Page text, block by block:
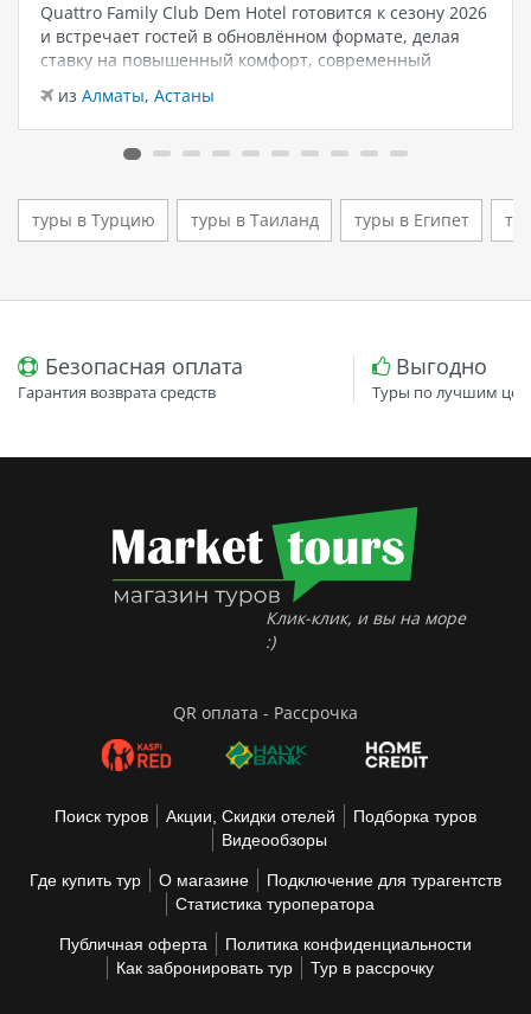
Quattro Family Club Dem Hotel готовится к сезону 2026
и встречает гостей в обновлённом формате, делая
ставку на повышенный комфорт, современный
дизайн и атмосферу спокойного семейного отдыха у
моря. Отель остаётся популярным выбором для тех,
кто ищет семейный отель в…
из Алматы, Астаны
туры в Турцию туры в Таиланд туры в Египет
Безопасная оплата
Гарантия возврата средств
Выгодно
Туры по лучшим
Клик-клик, и вы на море
:)
QR оплата - Рассрочка
Поиск туров Акции, Скидки отелей
Подборка туров
Видеообзоры
Где купить тур О магазине
Подключение для турагентств
Статистика туроператора
Публичная оферта
Политика конфиденциальности
Как забронировать тур
Тур в рассрочку